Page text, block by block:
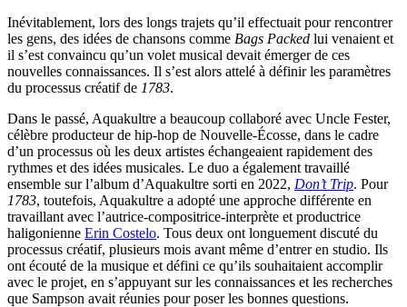
Inévitablement, lors des longs trajets qu’il effectuait pour rencontrer
les gens, des idées de chansons comme Bags Packed lui venaient et
il s’est convaincu qu’un volet musical devait émerger de ces
nouvelles connaissances. Il s’est alors attelé à définir les paramètres
du processus créatif de 1783.
Dans le passé, Aquakultre a beaucoup collaboré avec Uncle Fester,
célèbre producteur de hip-hop de Nouvelle-Écosse, dans le cadre
d’un processus où les deux artistes échangeaient rapidement des
rythmes et des idées musicales. Le duo a également travaillé
ensemble sur l’album d’Aquakultre sorti en 2022, Don’t Trip. Pour
1783, toutefois, Aquakultre a adopté une approche différente en
travaillant avec l’autrice-compositrice-interprète et productrice
haligonienne Erin Costelo. Tous deux ont longuement discuté du
processus créatif, plusieurs mois avant même d’entrer en studio. Ils
ont écouté de la musique et défini ce qu’ils souhaitaient accomplir
avec le projet, en s’appuyant sur les connaissances et les recherches
que Sampson avait réunies pour poser les bonnes questions.